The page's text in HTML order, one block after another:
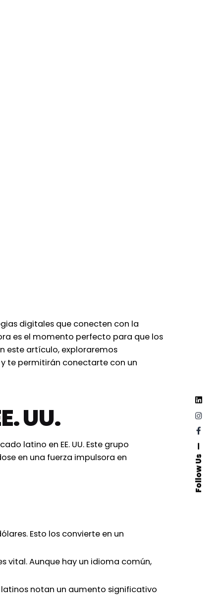
Follow Us
digitales que conecten con la
es el momento perfecto para que los
este artículo, exploraremos
te permitirán conectarte con un
UU.
latino en EE. UU. Este grupo
en una fuerza impulsora en
Esto los convierte en un
vital. Aunque hay un idioma común,
notan un aumento significativo